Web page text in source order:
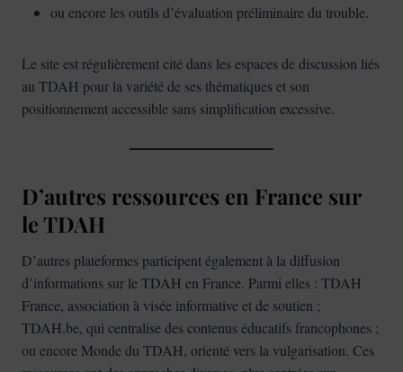
ou encore les outils d’évaluation préliminaire du trouble.
Le site est régulièrement cité dans les espaces de discussion liés
au TDAH pour la variété de ses thématiques et son
positionnement accessible sans simplification excessive.
D’autres ressources en France sur
le TDAH
D’autres plateformes participent également à la diffusion
d’informations sur le TDAH en France. Parmi elles : TDAH
France, association à visée informative et de soutien ;
TDAH.be, qui centralise des contenus éducatifs francophones ;
ou encore Monde du TDAH, orienté vers la vulgarisation. Ces